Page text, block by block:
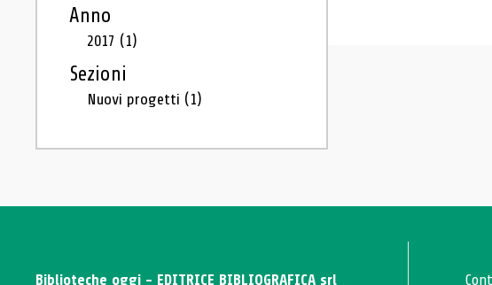
Anno
2017 (1)
Sezioni
Nuovi progetti (1)
Biblioteche oggi - EDITRICE BIBLIOGRAFICA srl